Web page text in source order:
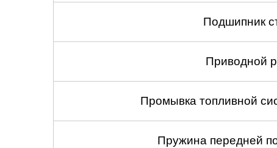
Подшипник
Приводной
Промывка топливной
Пружина передней